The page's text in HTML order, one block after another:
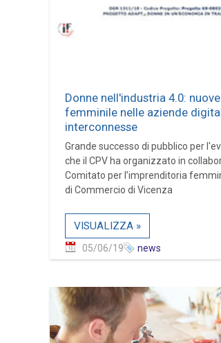
Donne nell'industria 4.0:
femminile nelle aziende
interconnesse
Grande successo di pubblico per
che il CPV ha organizzato in
Comitato per l’imprenditoria
di Commercio di Vicenza
VISUALIZZA »
05/06/19 news